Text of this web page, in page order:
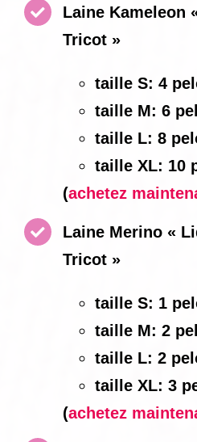
Laine Kameleon
Tricot »
taille S: 4
taille M: 6
taille L: 8
taille XL: 10
(achetez
Laine Merino «
Tricot »
taille S: 1
taille M: 2
taille L: 2
taille XL: 3
(achetez